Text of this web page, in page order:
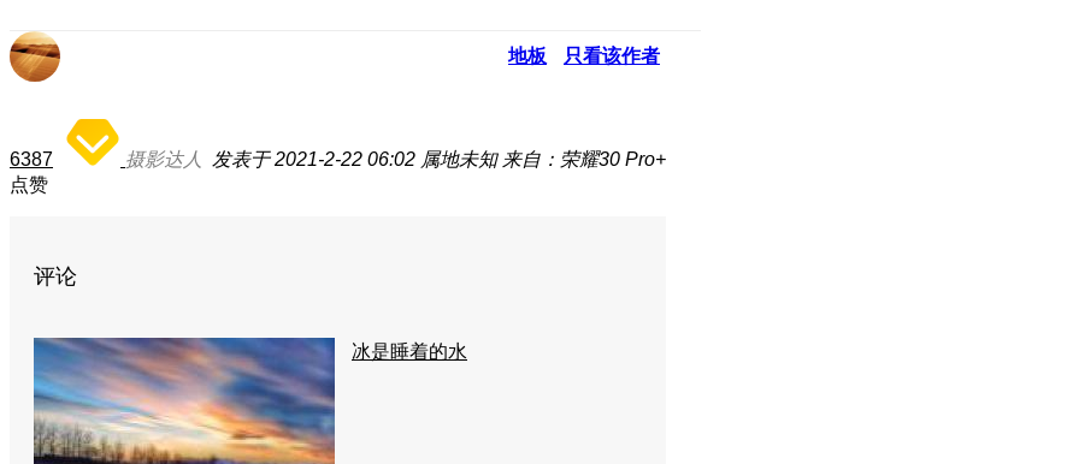
地板 只看该作者
6387 摄影达人 发表于 2021-2-22 06:02 属地未知 来自：荣耀30 Pro+
点赞
评论
冰是睡着的水